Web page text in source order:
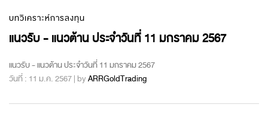
บทวิเคราะห์การลงทุน
แนวรับ - แนวต้าน ประจำวันที่ 11 มกราคม 2567
แนวรับ - แนวต้าน ประจำวันที่ 11 มกราคม 2567
วันที่ : 11 ม.ค. 2567 | byARRGoldTrading